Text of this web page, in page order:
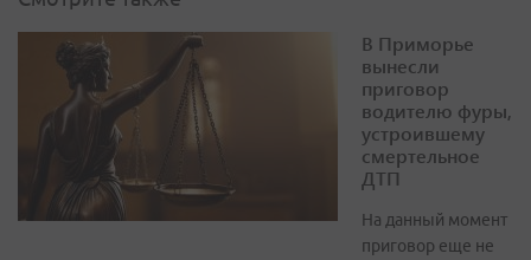
В Приморье
вынесли
приговор
водителю фуры,
устроившему
смертельное
ДТП
На данный момент
приговор еще не